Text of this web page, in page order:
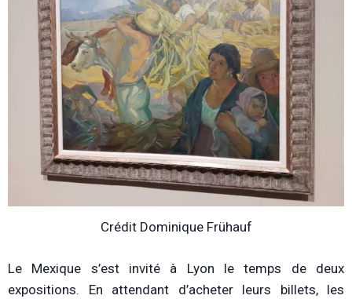
Crédit Dominique Frühauf
Le Mexique s’est invité à Lyon le temps de deux
expositions. En attendant d’acheter leurs billets, les